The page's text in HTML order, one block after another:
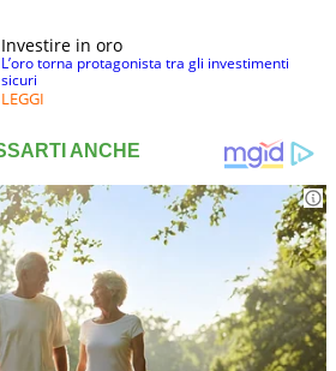
Investire in oro
L’oro torna protagonista tra gli investimenti
sicuri
LEGGI